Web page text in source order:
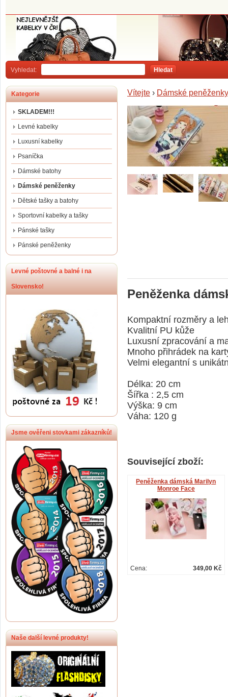
Vyhledat: Hledat
Vítejte › Dámské peněženky
Peněženka
Kompaktní rozměry a
Kvalitní PU kůže
Luxusní zpracování a
Mnoho přihrádek na
Velmi elegantní s
Délka: 20 cm
Šířka : 2,5 cm
Výška: 9 cm
Váha: 120 g
Související zboží:
Peněženka dámská Marilyn
Monroe Face
349,00 Kč
Cena:
Kategorie
SKLADEM!!!
Levné kabelky
Luxusní kabelky
Psaníčka
Dámské batohy
Dámské peněženky
Dětské tašky a batohy
Sportovní kabelky a tašky
Pánské tašky
Pánské peněženky
Levné poštovné a balné i na
Slovensko!
Jsme ověřeni stovkami zákazníků!
Naše další levné produkty!